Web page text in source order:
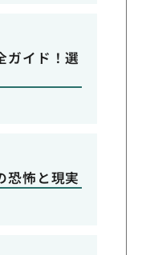
ガイド！選
恐怖と現実